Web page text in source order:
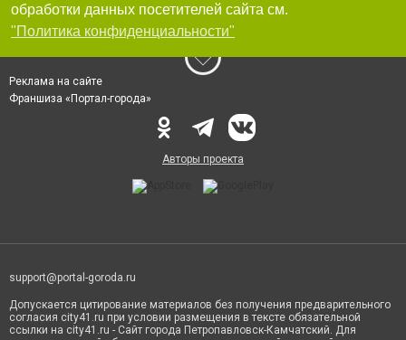
обработки данных посетителей сайта см.
"Политика конфиденциальности"
Реклама на сайте
Франшиза «Портал-города»
Авторы проекта
support@portal-goroda.ru
Допускается цитирование материалов без получения предварительного
согласия city41.ru при условии размещения в тексте обязательной
ссылки на city41.ru - Сайт города Петропавловск-Камчатский. Для